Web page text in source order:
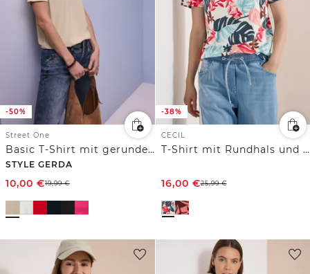
-50%
Street One
Basic T-Shirt mit gerundetem V-Neck
STYLE GERDA
10,00 €19,99€
-38%
CECIL
T-Shirt mit Rundhals und Blätterprint
16,00 €25,99€